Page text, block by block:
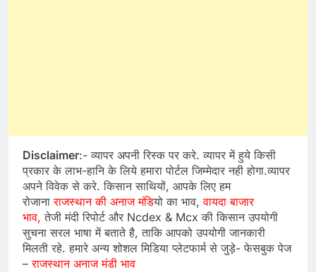
Disclaimer:- व्यापर अपनी रिस्क पर करे. व्यापर में हुये किसी
प्रकार के लाभ-हानि के लिये हमारा पोर्टल जिम्मेदार नही होगा.व्यापर
अपने विवेक से करे. किसान साथियों, आपके लिए हम
रोजानाराजस्थान की अनाज मंडियो का भाव, वायदा बाजार
भाव, तेजी मंदी रिपोर्ट और Ncdex & Mcx की किसान उपयोगी
सुचना सरल भाषा में बताते है, ताकि आपको उपयोगी जानकारी
मिलती रहे. हमारे अन्य शोशल मिडिया प्लेटफार्म से जुड़े- फेसबुक पेज
–राजस्थान अनाज मंडी भाव